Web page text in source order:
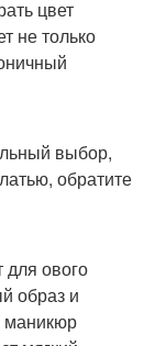
цвет
не только
выбор,
обратите
ового
образ и
маникюр